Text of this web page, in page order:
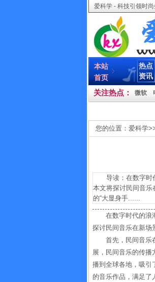
爱科学 - 科技引领时
本站
首页
热点
资讯
关注热点： 微软
您的位置： 爱科学
导读：在数字时代
本文将探讨民间音乐
的“大显身手......
在数字时代的浪
探讨民间音乐在新场
首先，民间音乐
展，民间音乐的传播
播到全球各地，吸引
的音乐作品，满足了